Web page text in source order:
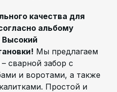
качества для
альбому
Мы предлагаем
сварной забор с
и воротами, а также
Простой и